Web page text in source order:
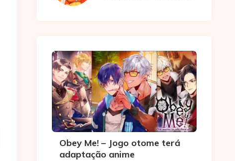
Obey Me! – Jogo otome terá
adaptação anime